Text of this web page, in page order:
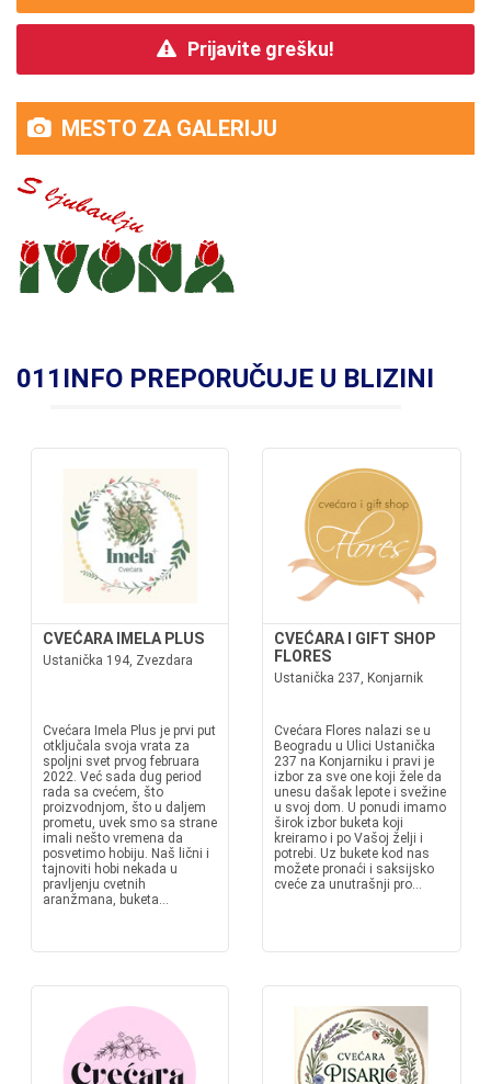
Prijavite grešku!
MESTO ZA GALERIJU
011INFO PREPORUČUJE U BLIZINI
CVEĆARA IMELA PLUS
Ustanička 194, Zvezdara
Cvećara Imela Plus je prvi put
otključala svoja vrata za
spoljni svet prvog februara
2022. Već sada dug period
rada sa cvećem, što
proizvodnjom, što u daljem
prometu, uvek smo sa strane
imali nešto vremena da
posvetimo hobiju. Naš lični i
tajnoviti hobi nekada u
pravljenju cvetnih
aranžmana, buketa...
CVEĆARA I GIFT SHOP
FLORES
Ustanička 237, Konjarnik
Cvećara Flores nalazi se u
Beogradu u Ulici Ustanička
237 na Konjarniku i pravi je
izbor za sve one koji žele da
unesu dašak lepote i svežine
u svoj dom. U ponudi imamo
širok izbor buketa koji
kreiramo i po Vašoj želji i
potrebi. Uz bukete kod nas
možete pronaći i saksijsko
cveće za unutrašnji pro...